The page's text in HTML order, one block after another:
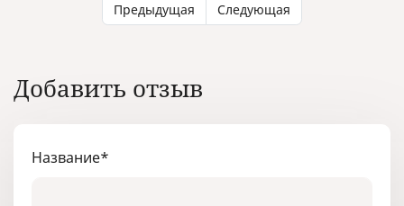
Предыдущая Следующая
Добавить отзыв
Название*